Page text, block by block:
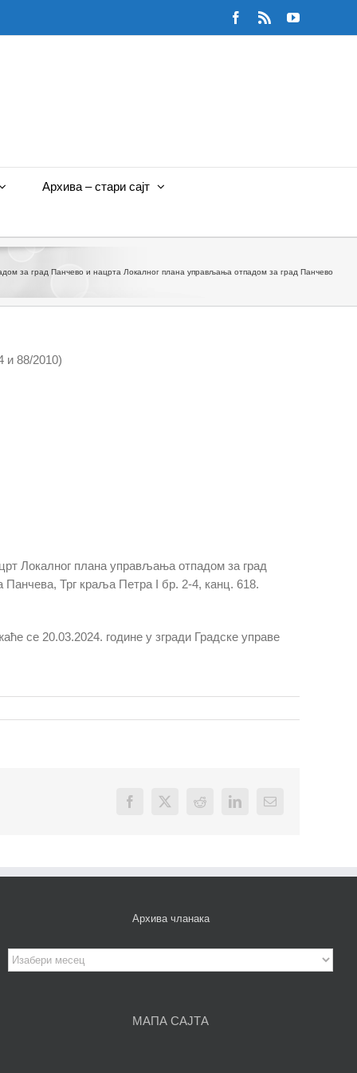
Facebook
Rss YouTube
Архива – стари сајт
за град Панчево и нацрта Локалног плана управљања отпадом за град Панчево
и 88/2010)
Локалног плана управљања отпадом за град
Панчева, Трг краља Петра I бр. 2-4, канц. 618.
се 20.03.2024. године у згради Градске управе
Facebook
X Reddit LinkedInEmail
Архива чланака
Архива
чланака
МАПА САЈТА